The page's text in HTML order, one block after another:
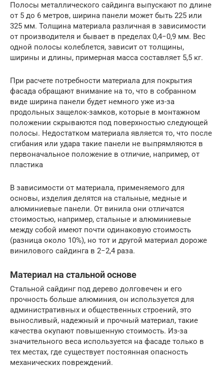
Полосы металлического сайдинга выпускают по длине
от 5 до 6 метров, ширина панели может быть 225 или
325 мм. Толщина материала различная в зависимости
от производителя и бывает в пределах 0,4−0,9 мм. Вес
одной полосы колеблется, зависит от толщины,
ширины и длины, примерная масса составляет 5,5 кг.
При расчете потребности материала для покрытия
фасада обращают внимание на то, что в собранном
виде ширина панели будет немного уже из-за
продольных защелок-замков, которые в монтажном
положении скрываются под поверхностью следующей
полосы. Недостатком материала является то, что после
сгибания или удара такие панели не выпрямляются в
первоначальное положение в отличие, например, от
пластика
В зависимости от материала, применяемого для
основы, изделия делятся на стальные, медные и
алюминиевые панели. От винила они отличатся
стоимостью, например, стальные и алюминиевые
между собой имеют почти одинаковую стоимость
(разница около 10%), но тот и другой материал дороже
винилового сайдинга в 2−2,4 раза.
Материал на стальной основе
Стальной сайдинг под дерево долговечен и его
прочность больше алюминия, он используется для
административных и общественных строений, это
выносливый, надежный и прочный материал, такие
качества окупают повышенную стоимость. Из-за
значительного веса используется на фасаде только в
тех местах, где существует постоянная опасность
механических повреждений.